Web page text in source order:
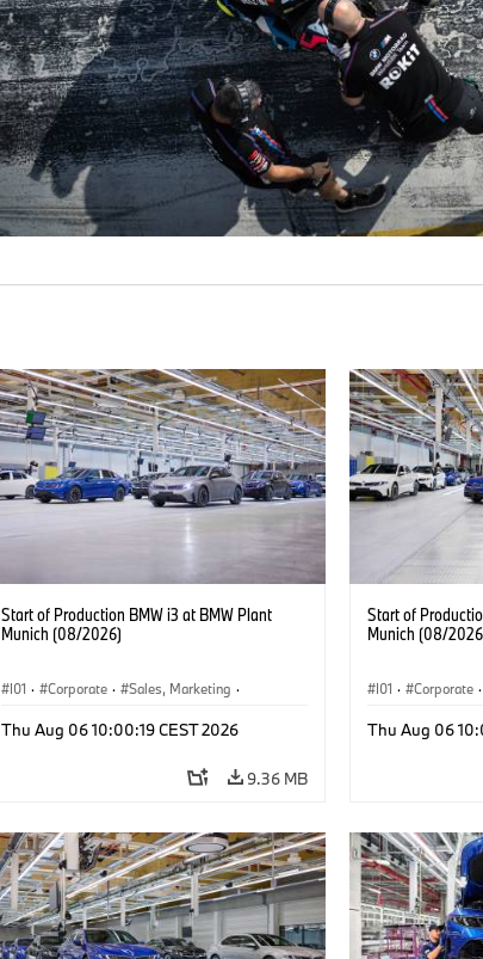
Start of Production BMW i3 at BMW Plant
Munich (08/2026)
I01 · Corporate · Sales, Marketing ·
Thu Aug 06 10:00:19 CEST 2026
9.36 MB
Start of
Munich (08/
I01 · Corporate ·
Thu Aug 06